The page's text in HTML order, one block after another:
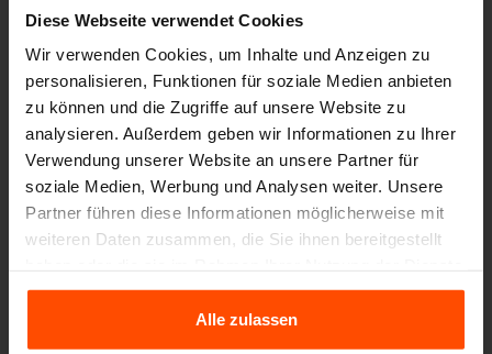
Diese Webseite verwendet Cookies
Wir verwenden Cookies, um Inhalte und Anzeigen zu
personalisieren, Funktionen für soziale Medien anbieten
zu können und die Zugriffe auf unsere Website zu
analysieren. Außerdem geben wir Informationen zu Ihrer
Verwendung unserer Website an unsere Partner für
soziale Medien, Werbung und Analysen weiter. Unsere
Partner führen diese Informationen möglicherweise mit
weiteren Daten zusammen, die Sie ihnen bereitgestellt
gesammelt haben.
Für weitere Informationen besuchen Sie bitte Principles
Alle zulassen
Seattle – Popup park